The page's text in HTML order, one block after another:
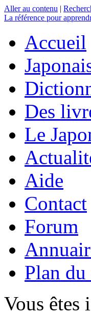
Aller au contenu |
La référence pour
Accueil
Des
Le
Aide
Contact
Forum
Plan du
Vous êtes